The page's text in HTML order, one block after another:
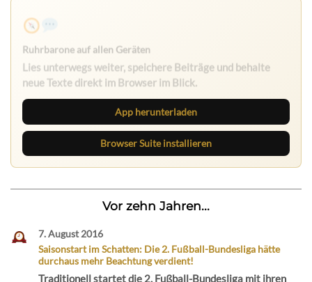
Ruhrbarone auf allen Geräten
Lies unterwegs weiter, speichere Beiträge und behalte
neue Texte direkt im Browser im Blick.
App herunterladen
Browser Suite installieren
Vor zehn Jahren...
7. August 2016
Saisonstart im Schatten: Die 2. Fußball-Bundesliga hätte
durchaus mehr Beachtung verdient!
Traditionell startet die 2. Fußball-Bundesliga mit ihren